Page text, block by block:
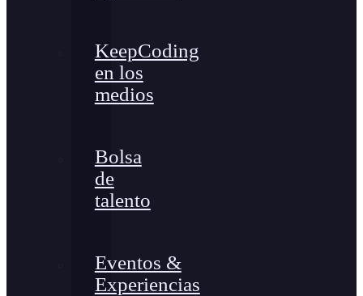
KeepCoding
en los
medios
Bolsa
de
talento
Eventos &
Experiencias